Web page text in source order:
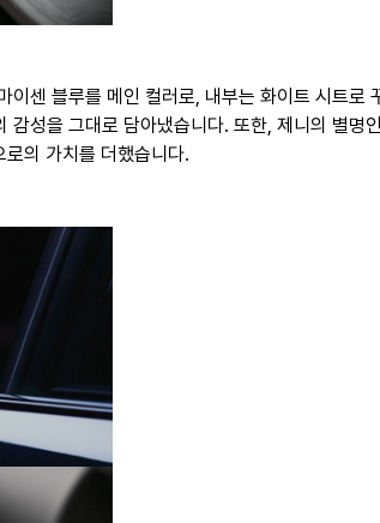
이센 블루를 메인 컬러로, 내부는 화이트 시트로
감성을 그대로 담아냈습니다. 또한, 제니의 별명
의 가치를 더했습니다.